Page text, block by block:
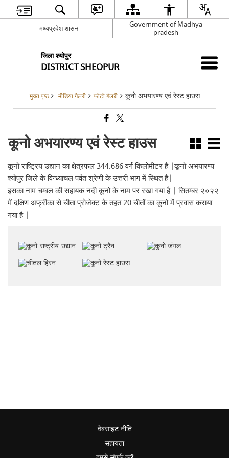
मध्यप्रदेश शासन
Government of Madhya
pradesh
जिला श्योपुर
DISTRICT SHEOPUR
मुख्य पृष्ठ मीडिया गैलरी फोटो गैलरी कूनो अभयारण्य एवं रेस्ट हाउस
कूनो अभयारण्य एवं रेस्ट हाउस
कूनो राष्ट्रिय उद्यान का क्षेत्रफल 344.686 वर्ग किलोमीटर है |कूनो अभयारण्य
श्योपुर जिले के विन्ध्याचल पर्वत श्रेणी के उत्तरी भाग में स्थित है|
इसका नाम चम्बल की सहायक नदी कूनो के नाम पर रखा गया है | सितम्बर २०२२
में दक्षिण अफ्रीका से चीता प्रोजेक्ट के तहत 20 चीतों का कूनो में प्रवास कराया
गया है |
वेबसाइट नीति
सहायता